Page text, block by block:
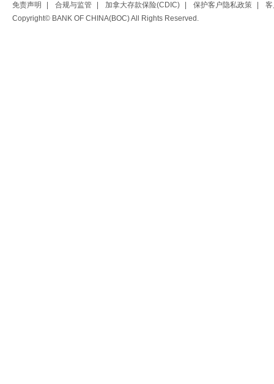
免责声明 合规与监管 加拿大存款保险(CDIC) 保护客户隐私政策
Copyright© BANK OF CHINA(BOC) All Rights Reserved.